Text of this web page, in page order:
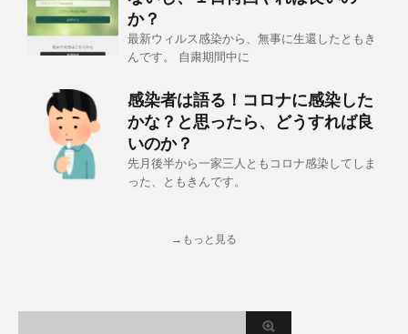
か？
最新ウィルス感染から、無事に生還したともき
んです。 自粛期間中に
感染者は語る！コロナに感染した
かな？と思ったら、どうすれば良
いのか？
先月後半から一家三人ともコロナ感染してしま
った、ともきんです。
→もっと見る